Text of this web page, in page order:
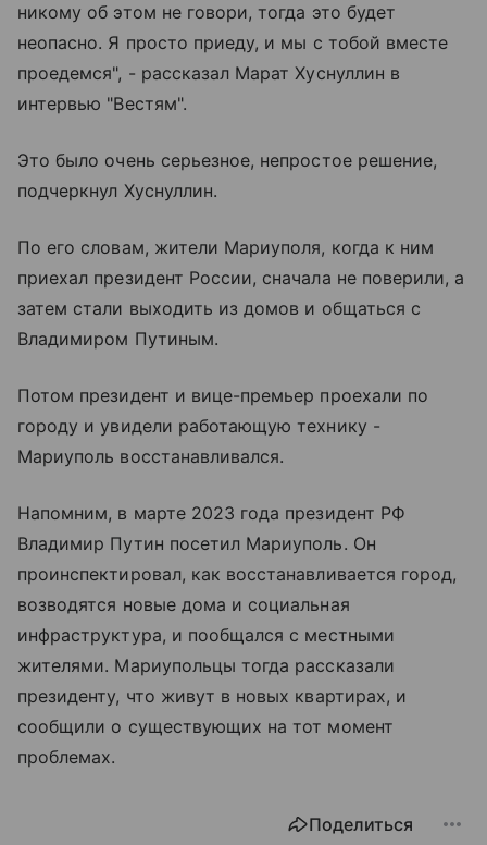
никому об этом не говори, тогда это будет
неопасно. Я просто приеду, и мы с тобой вместе
проедемся", - рассказал Марат Хуснуллин в
интервью "Вестям".
Это было очень серьезное, непростое решение,
подчеркнул Хуснуллин.
По его словам, жители Мариуполя, когда к ним
приехал президент России, сначала не поверили, а
затем стали выходить из домов и общаться с
Владимиром Путиным.
Потом президент и вице-премьер проехали по
городу и увидели работающую технику -
Мариуполь восстанавливался.
Напомним, в марте 2023 года президент РФ
Владимир Путин посетил Мариуполь. Он
проинспектировал, как восстанавливается город,
возводятся новые дома и социальная
инфраструктура, и пообщался с местными
жителями. Мариупольцы тогда рассказали
президенту, что живут в новых квартирах, и
сообщили о существующих на тот момент
проблемах.
Поделиться